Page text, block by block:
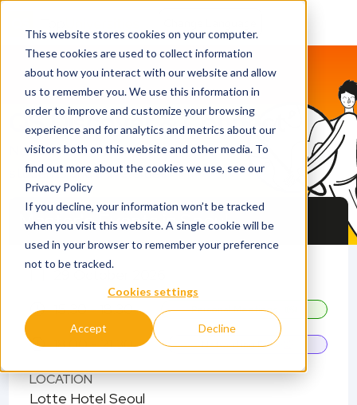
This website stores cookies on your computer.
These cookies are used to collect information
about how you interact with our website and allow
us to remember you. We use this information in
order to improve and customize your browsing
experience and for analytics and metrics about our
visitors both on this website and other media. To
find out more about the cookies we use, see our
Privacy Policy
If you decline, your information won’t be tracked
when you visit this website. A single cookie will be
used in your browser to remember your preference
not to be tracked.
Cookies settings
Accept Decline
QS Discover & Connect
Network with fellow
students and universities
Master's Events in Seoul
15.30 - 18.30
Personal Meetings
18.00 - 21.30 Networking Fair
LOCATION
Lotte Hotel Seoul